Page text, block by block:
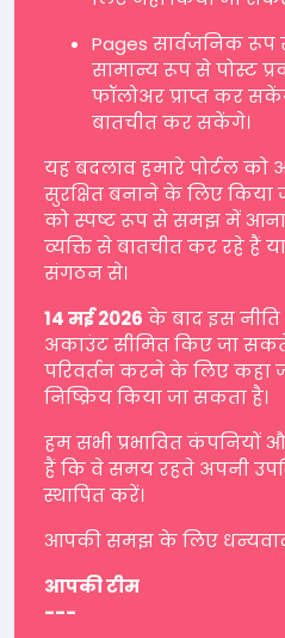
Pages सार्वजनिक
सामान्य रूप से पोस्ट
फॉलोअर प्राप्त कर
बातचीत कर सकेंगे।
यह बदलाव हमारे पोर्टल को
सुरक्षित बनाने के लिए किया
को स्पष्ट रूप से समझ में आना
व्यक्ति से बातचीत कर रहे हैं
संगठन से।
14 मई 2026 के बाद इस
अकाउंट सीमित किए जा
परिवर्तन करने के लिए कहा
निष्क्रिय किया जा सकता है।
हम सभी प्रभावित कंपनियों
हैं कि वे समय रहते अपनी
स्थापित करें।
आपकी समझ के लिए
आपकी टीम
---